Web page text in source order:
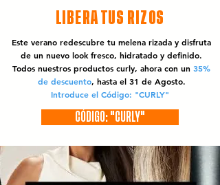
LIBERA TUS RIZOS
Este verano redescubre tu melena rizada y disfruta
de un nuevo look fresco, hidratado y definido.
Todos nuestros productos curly, ahora con un 35%
de descuento, hasta el 31 de Agosto.
Introduce el Código: "CURLY"
CÓDIGO: "CURLY"